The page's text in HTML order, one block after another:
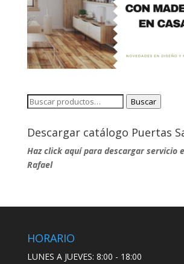
Buscar
Buscar
Descargar catálogo Puertas
Haz click aquí para descargar servicio
Rafael
HORARIO
LUNES A JUEVES: 8:00 - 18:00